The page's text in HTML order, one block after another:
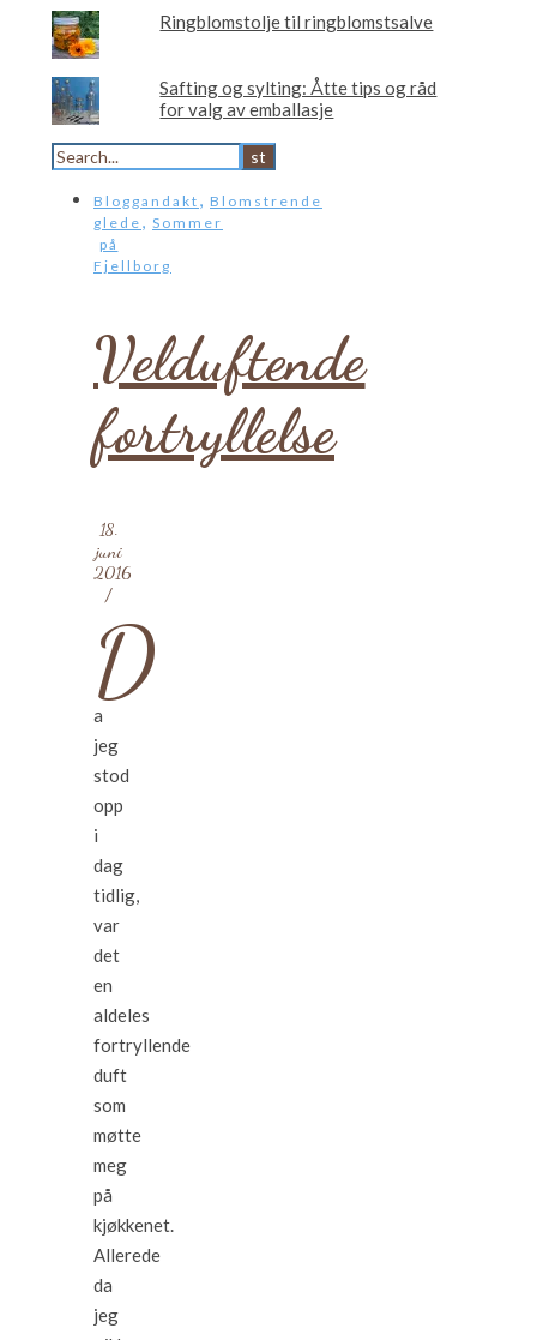
Ringblomstolje til ringblomstsalve
Safting og sylting: Åtte tips og råd
for valg av emballasje
Bloggandakt , Blomstrende
glede , Sommer
på
Fjellborg
Velduftende
fortryllelse
18.
juni
2016
/
D
a
jeg
stod
opp
i
dag
tidlig,
var
det
en
aldeles
fortryllende
duft
som
møtte
meg
på
kjøkkenet.
Allerede
da
jeg